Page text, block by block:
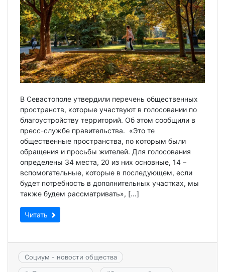
В Севастополе утвердили перечень общественных
пространств, которые участвуют в голосовании по
благоустройству территорий. Об этом сообщили в
пресс-службе правительства. «Это те
общественные пространства, по которым были
обращения и просьбы жителей. Для голосования
определены 34 места, 20 из них основные, 14 –
вспомогательные, которые в последующем, если
будет потребность в дополнительных участках, мы
также будем рассматривать», […]
Читать
Социум - новости общества